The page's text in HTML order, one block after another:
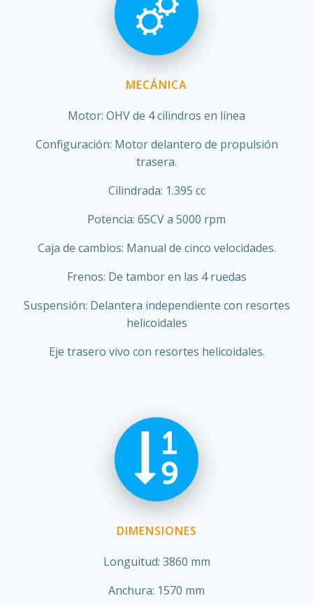
MECÁNICA
Motor: OHV de 4 cilindros en línea
Configuración: Motor delantero de propulsión
trasera.
Cilindrada: 1.395 cc
Potencia: 65CV a 5000 rpm
Caja de cambios: Manual de cinco velocidades.
Frenos: De tambor en las 4 ruedas
Suspensión: Delantera independiente con resortes
helicoidales
Eje trasero vivo con resortes helicoidales.
DIMENSIONES
Longuitud: 3860 mm
Anchura: 1570 mm